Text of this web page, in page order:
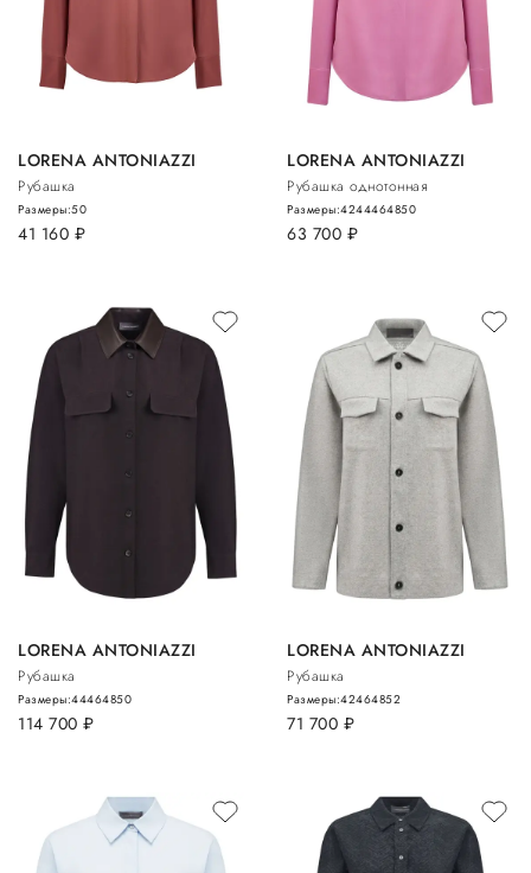
LORENA ANTONIAZZI
Рубашка
41 160 руб.
Размеры:50
LORENA ANTONIAZZI
Рубашка однотонная
63 700 руб.
Размеры:4244464850
LORENA ANTONIAZZI
Рубашка
114 700 руб.
Размеры:44464850
LORENA ANTONIAZZI
Рубашка
71 700 руб.
Размеры:42464852